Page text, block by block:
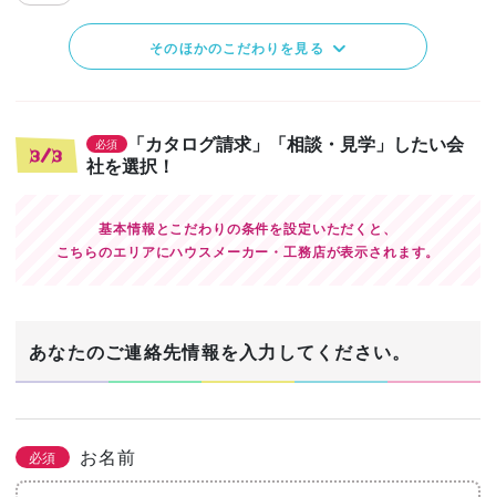
そのほかのこだわりを見る
3/3
必須
「カタログ請求」「相談・見学」したい会
社を選択！
基本情報とこだわりの条件を設定いただくと、
こちらのエリアにハウスメーカー・工務店が表示されます。
あなたのご連絡先情報を入力してください。
必須 お名前